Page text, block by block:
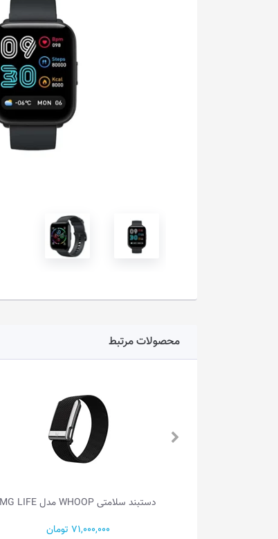
محصولات مرتبط
حلقه هوشمند پرودو مدل PD-SRT9 • سایز 9
2,300,000 تومان